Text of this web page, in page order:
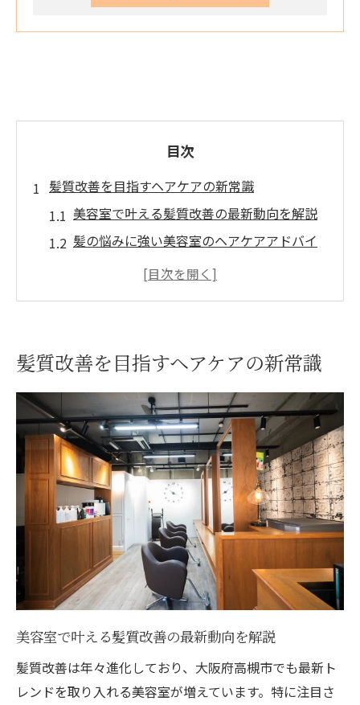
目次
髪質改善を目指すヘアケアの新常識
美容室で叶える髪質改善の最新動向を解説
髪の悩みに強い美容室のヘアケアアドバイ
大阪府高槻市で美容室選びに迷ったら
美容室選びで失敗しないチェックポイント
高槻で美容室比較時に注目すべき髪質改善
力
髪質改善が得意な美容室の見分け方を紹介
口コミ重視の美容室選びで理想のヘアケア
を
美容室のカウンセリングで髪質改善を実感
旬の韓国風ヘアも叶う髪質改善体験
美容室で叶える韓国風ヘアと髪質改善術
韓国風レイヤーカットが得意な美容室とは
髪質改善しながらトレンドヘアを楽しむ方
法
髪質改善を目指すヘアケアの新常識
美容室で叶える髪質改善の最新動向を解説
髪質改善は年々進化しており、大阪府高槻市でも最新ト
レンドを取り入れる美容室が増えています。特に注目さ